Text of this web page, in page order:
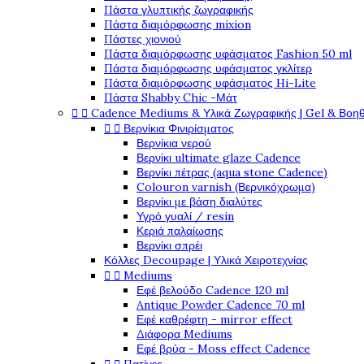
Πάστα γλυπτικής ζωγραφικής
Πάστα διαμόρφωσης mixion
Πάστες χιονιού
Πάστα διαμόρφωσης υφάσματος Fashion 50 ml
Πάστα διαμόρφωσης υφάσματος γκλίτερ
Πάστα διαμόρφωσης υφάσματος Hi-Lite
Πάστα Shabby Chic -Μάτ
  Cadence Mediums & Υλικά Ζωγραφικής | Gel &
  Βερνίκια Φινιρίσματος
Βερνίκια νερού
Βερνίκι ultimate glaze Cadence
Βερνίκι πέτρας (aqua stone Cadence)
Colouron varnish (Βερνικόχρωμα)
Βερνίκι με βάση διαλύτες
Υγρό γυαλί / resin
Κεριά παλαίωσης
Βερνίκι σπρέι
Κόλλες Decoupage | Υλικά Χειροτεχνίας
  Mediums
Εφέ βελούδο Cadence 120 ml
Antique Powder Cadence 70 ml
Εφέ καθρέφτη - mirror effect
Διάφορα Mediums
Εφέ βρύα - Moss effect Cadence